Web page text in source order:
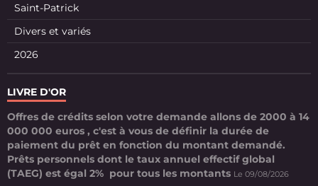
Saint-Patrick
Divers et variés
2026
LIVRE D'OR
Offres de crédits selon votre demande allons de 2000 à 14
000 000 euros , c'est à vous de définir la durée de
paiement du prêt en fonction du montant demandé.
Prêts personnels dont le taux annuel effectif global
(TAEG) est égal 2% pour tous les montants Le 09/08/2026